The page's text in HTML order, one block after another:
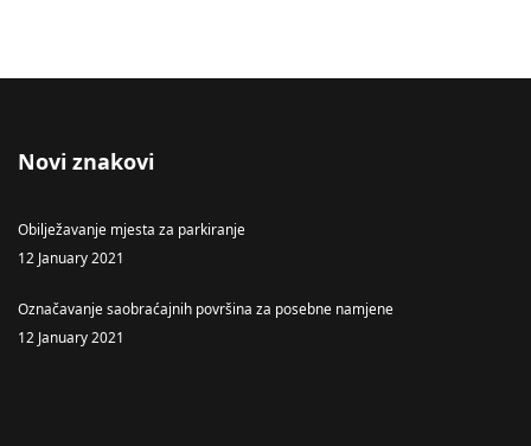
Novi znakovi
Obilježavanje mjesta za parkiranje
12 January 2021
Označavanje saobraćajnih površina za posebne namjene
12 January 2021